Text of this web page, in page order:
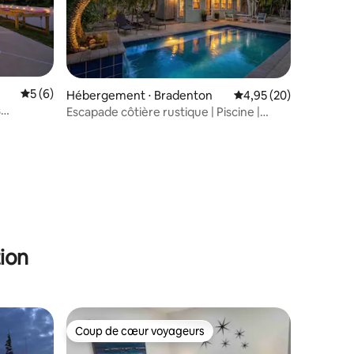
: 4,99 sur 5
Évaluation moyenne sur la base de 6 commentaires : 5 sur 5
5 (6)
Hébergement ⋅ Bradenton Évaluation moyenne
4,95 (20)
Escapade côtière rustique | Piscine |
appréciés Coup de cœur voyageurs
Coup de cœur voyageurs